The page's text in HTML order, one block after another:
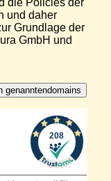
die Policies der
und daher
Grundlage der
GmbH und